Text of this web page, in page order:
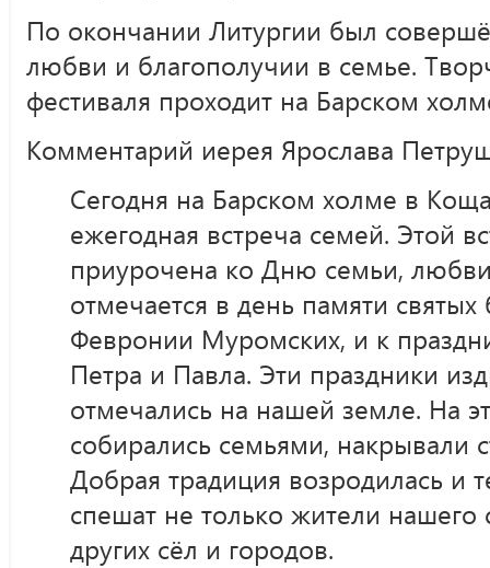
По окончании Литургии был
любви и благополучии в семье.
фестиваля проходит на Барском
Комментарий иерея Ярослава
Сегодня на Барском холме в
ежегодная встреча семей. Этой
приурочена ко Дню семьи,
отмечается в день памяти
Февронии Муромских, и к
Петра и Павла. Эти праздники
отмечались на нашей земле. На
собирались семьями, накрывали
Добрая традиция возродилась и
спешат не только жители нашего
других сёл и городов.